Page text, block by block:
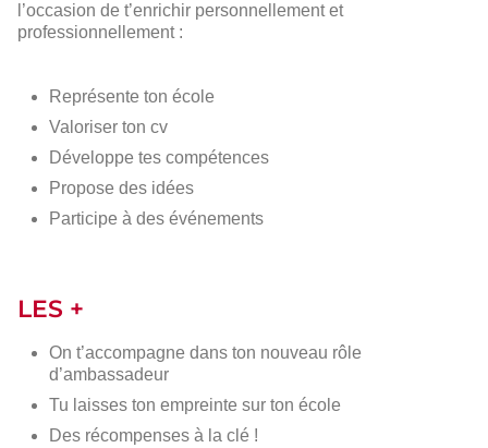
l’occasion de t’enrichir personnellement et
professionnellement :
Représente ton école
Valoriser ton cv
Développe tes compétences
Propose des idées
Participe à des événements
LES +
On t’accompagne dans ton nouveau rôle
d’ambassadeur
Tu laisses ton empreinte sur ton école
Des récompenses à la clé !